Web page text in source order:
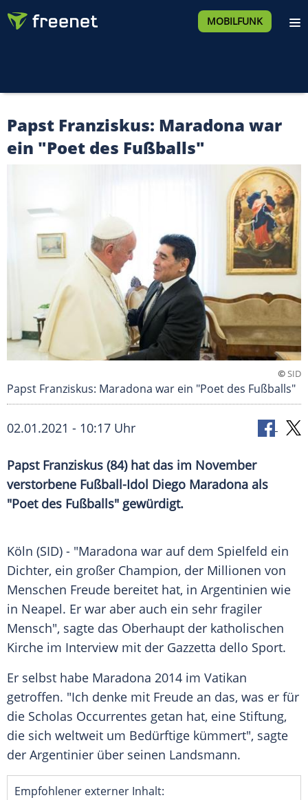
MOBILFUNK
Papst Franziskus: Maradona war
ein "Poet des Fußballs"
©SID
Papst Franziskus: Maradona war ein "Poet des Fußballs"
02.01.2021 - 10:17 Uhr
Papst Franziskus (84) hat das im November
verstorbene Fußball-Idol Diego Maradona als
"Poet des Fußballs" gewürdigt.
Köln (SID) - "Maradona war auf dem Spielfeld ein
Dichter, ein großer Champion, der Millionen von
Menschen Freude bereitet hat, in Argentinien wie
in Neapel. Er war aber auch ein sehr fragiler
Mensch", sagte das Oberhaupt der katholischen
Kirche im Interview mit der Gazzetta dello Sport.
Er selbst habe Maradona 2014 im Vatikan
getroffen. "Ich denke mit Freude an das, was er für
die Scholas Occurrentes getan hat, eine Stiftung,
die sich weltweit um Bedürftige kümmert", sagte
der Argentinier über seinen Landsmann.
Empfohlener externer Inhalt: